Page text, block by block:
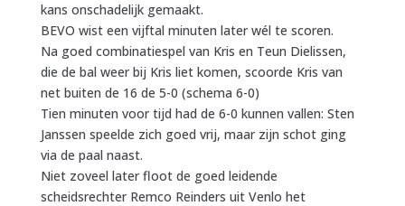
kans onschadelijk gemaakt.
BEVO wist een vijftal minuten later wél te scoren.
Na goed combinatiespel van Kris en Teun Dielissen,
die de bal weer bij Kris liet komen, scoorde Kris van
net buiten de 16 de 5-0 (schema 6-0)
Tien minuten voor tijd had de 6-0 kunnen vallen: Sten
Janssen speelde zich goed vrij, maar zijn schot ging
via de paal naast.
Niet zoveel later floot de goed leidende
scheidsrechter Remco Reinders uit Venlo het